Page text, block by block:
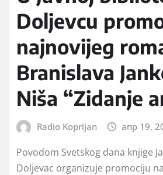
Doljevcu
najnovijeg
Branislava
Niša “Zidanje
Radio Koprijan апр 19,
Povodom Svetskog dana knjige
Dolјevac organizuje promociju